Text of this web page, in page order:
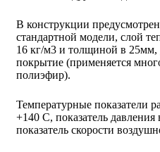
В конструкции
стандартной модели, слой
16 кг/м3 и толщиной в 25мм,
покрытие (применяется
полиэфир).
Температурные показатели
+140 С, показатель
показатель скорости